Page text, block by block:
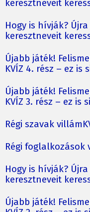
keresztneveit
Hogy is hívják?
keresztneveit
Újabb játék!
KVÍZ 4. rész – ez is
Újabb játék!
KVÍZ 3. rész – ez is
Régi szavak
Régi foglalkozások
Hogy is hívják?
keresztneveit
Újabb játék!